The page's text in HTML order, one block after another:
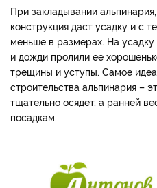
При закладывании
конструкция даст усадку и с
меньше в размерах. На
и дожди пролили ее
трещины и уступы. Самое
строительства альпинария –
тщательно осядет, а ранней
посадкам.